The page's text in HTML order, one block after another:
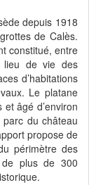
depuis 1918
de Calès.
constitué, entre
lieu de vie des
d’habitations
Le platane
âgé d’environ
du château
propose de
périmètre des
de plus de 300